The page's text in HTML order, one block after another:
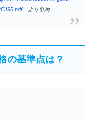
より引用
の基準点は？